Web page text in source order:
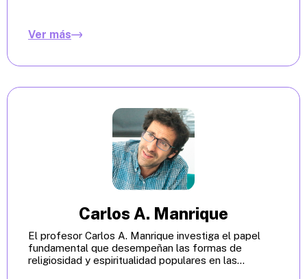
Ver más
Carlos A. Manrique
El profesor Carlos A. Manrique investiga el papel
fundamental que desempeñan las formas de
religiosidad y espiritualidad populares en las...